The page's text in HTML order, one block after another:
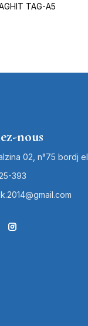
TAG-A5
nous
02, n°75 bordj
393